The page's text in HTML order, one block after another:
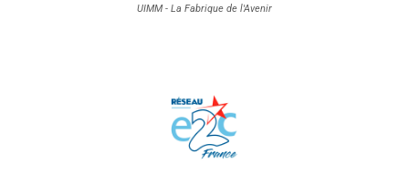
UIMM - La Fabrique de l'Avenir